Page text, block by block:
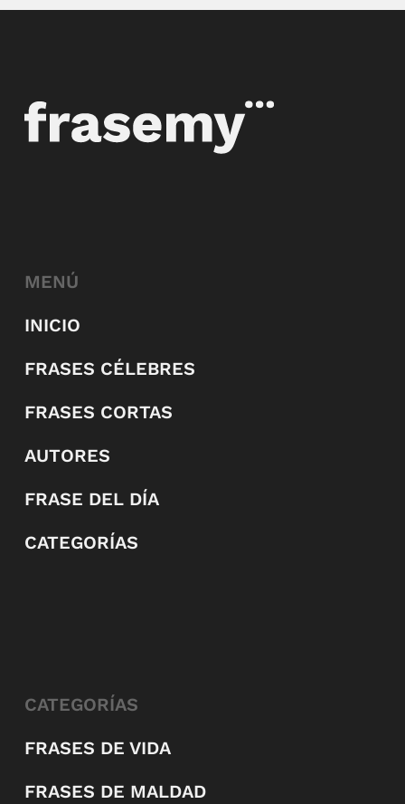
MENÚ
INICIO
FRASES CÉLEBRES
FRASES CORTAS
AUTORES
FRASE DEL DÍA
CATEGORÍAS
CATEGORÍAS
FRASES DE VIDA
FRASES DE MALDAD